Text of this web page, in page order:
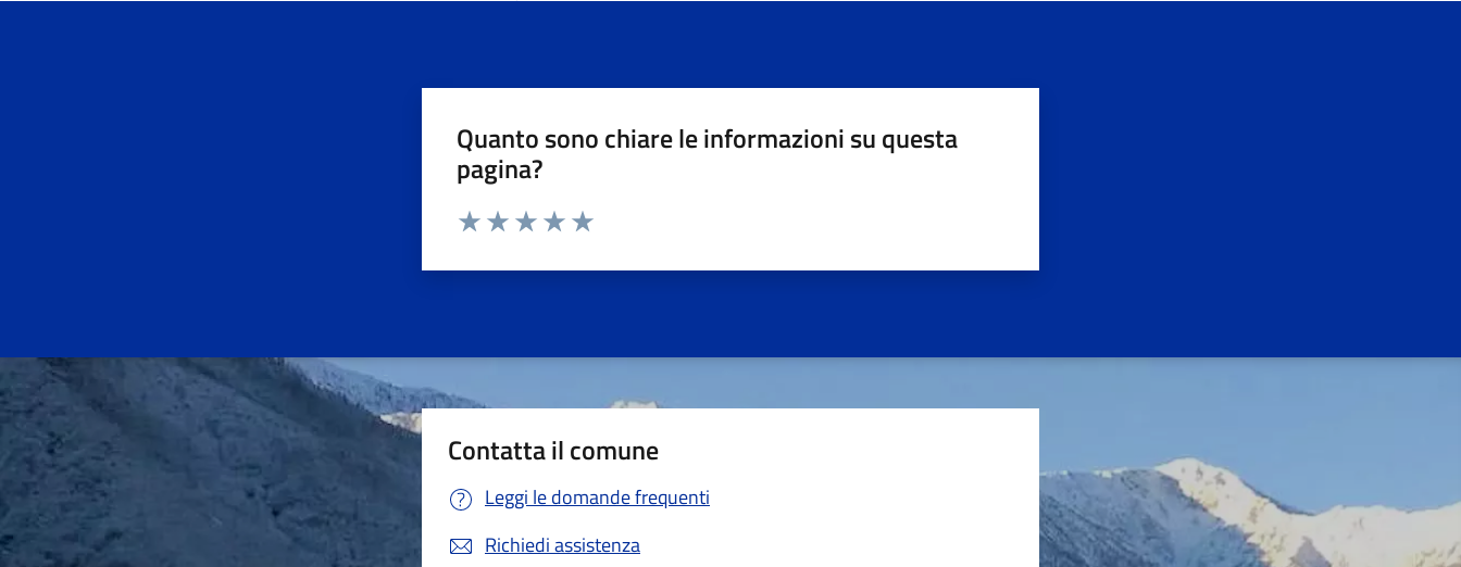
Quanto sono chiare le informazioni su questa
pagina?
Valuta da 1 a 5 stelle la pagina
Contatta il comune
Leggi le domande frequenti
Richiedi assistenza